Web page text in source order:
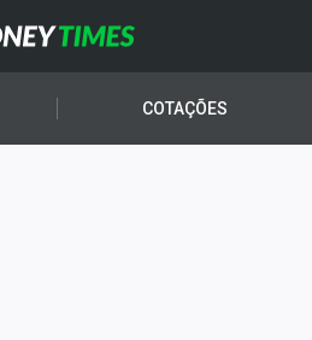
COTAÇÕES